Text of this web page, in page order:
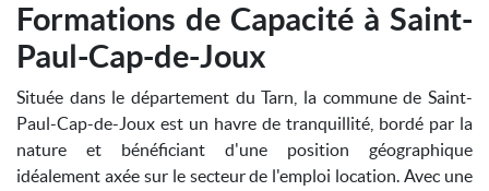
Formations de Capacité à Saint-
Paul-Cap-de-Joux
Située dans le département du Tarn, la commune de Saint-
Paul-Cap-de-Joux est un havre de tranquillité, bordé par la
nature et bénéficiant d'une position géographique
idéalement axée sur le secteur de l'emploi location. Avec une